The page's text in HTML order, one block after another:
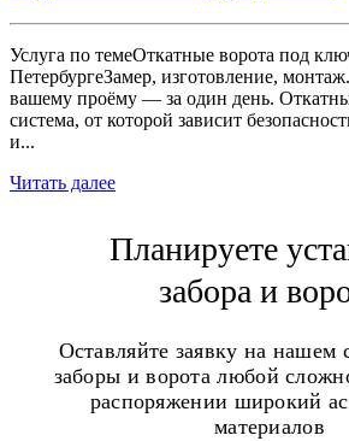
Услуга по темеОткатные ворота под
ПетербургеЗамер, изготовление,
вашему проёму — за один день.
система, от которой зависит
и...
Читать далее
Планируете
забора и
Оставляйте заявку на нашем
заборы и ворота любой
распоряжении широкий
материалов